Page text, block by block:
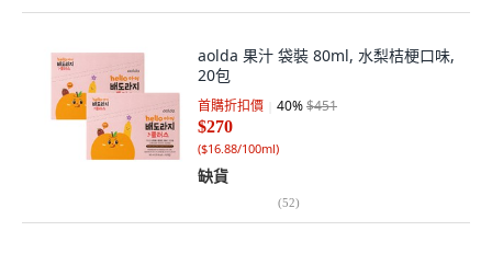
aolda 果汁 袋裝 80ml, 水梨桔梗口味,
20包
首購折扣價 40%$451
$270
($16.88/100ml)
缺貨
(52)